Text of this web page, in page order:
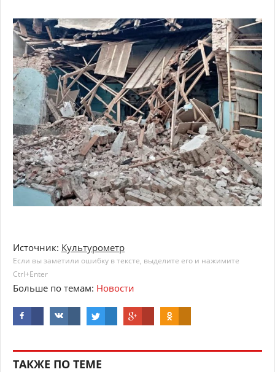
Источник: Культурометр
Если вы заметили ошибку в тексте, выделите его и нажимите
Ctrl+Enter
Больше по темам: Новости
ТАКЖЕ ПО ТЕМЕ